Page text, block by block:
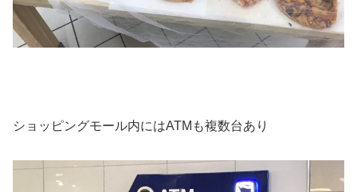
ショッピングモール内にはATMも複数台あり